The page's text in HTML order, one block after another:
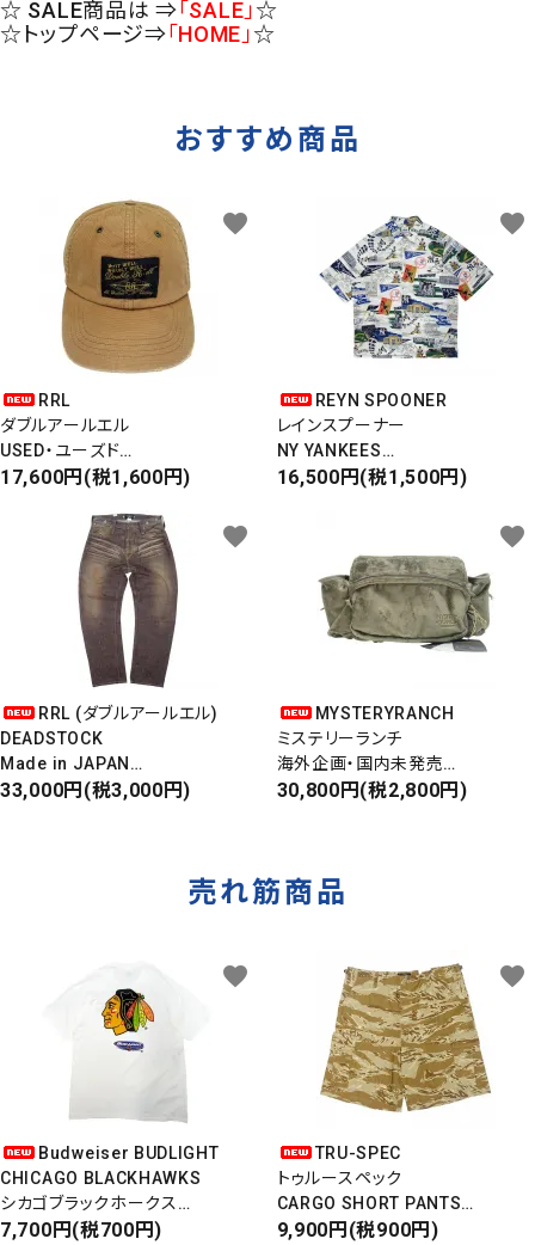
☆ SALE商品は ⇒「SALE」☆
☆トップページ⇒「HOME」☆
おすすめ商品
RRL
ダブルアールエル
USED・ユーズド
6PANEL CAP
17,600円(税1,600円)
favorite
REYN SPOONER
レインスプーナー
NY YANKEES
ニューヨークヤンキース
16,500円(税1,500円)
favorite
RRL (ダブルアールエル)
DEADSTOCK
Made in JAPAN
DAMAGE DENIM PANTS
33,000円(税3,000円)
favorite
MYSTERYRANCH
ミステリーランチ
海外企画・国内未発売
WAIST BAG
30,800円(税2,800円)
favorite
売れ筋商品
Budweiser BUDLIGHT
CHICAGO BLACKHAWKS
シカゴブラックホークス
半袖Tシャツ
7,700円(税700円)
favorite
TRU-SPEC
トゥルースペック
CARGO SHORT PANTS
カーゴショートパンツ
9,900円(税900円)
favorite